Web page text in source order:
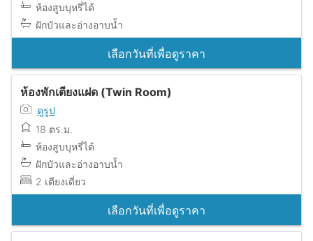
ห้องสูบบุหรี่ได้
ฝักบัวและอ่างอาบน้ำ
เลือกวันที่เพื่อดูราคา
ห้องพักเตียงแฝด (Twin Room)
ดูรูป
18 ตร.ม.
ห้องสูบบุหรี่ได้
ฝักบัวและอ่างอาบน้ำ
2 เตียงเดี่ยว
เลือกวันที่เพื่อดูราคา